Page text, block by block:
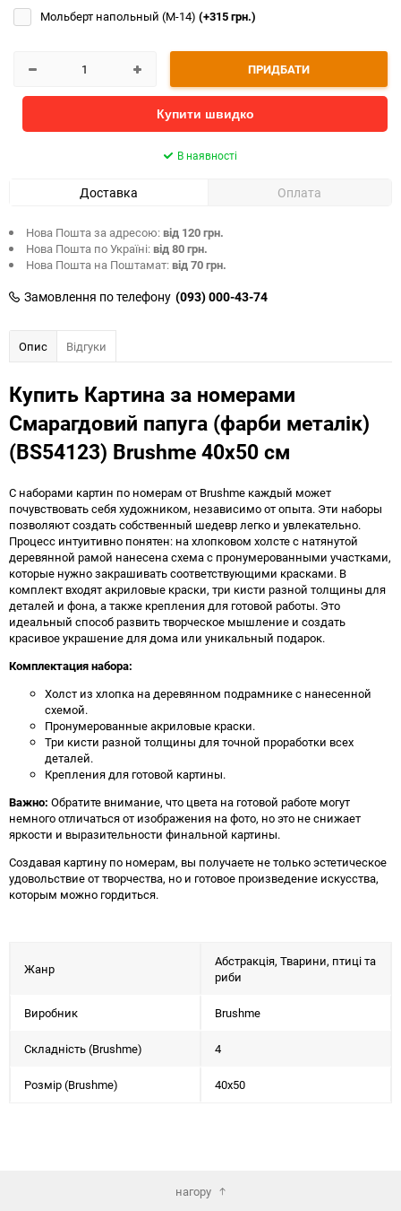
Мольберт напольный (М-14) (+315 грн.)
ПРИДБАТИ
Купити швидко
В наявності
Доставка Оплата
Нова Пошта за адресою:від 120 грн.
Нова Пошта по Україні:від 80 грн.
Нова Пошта на Поштамат:від 70 грн.
Замовлення по телефону (093) 000-43-74
Опис Відгуки
Купить Картина за номерами
Смарагдовий папуга (фарби металік)
(BS54123) Brushme 40x50 см
С наборами картин по номерам от Brushme каждый может
почувствовать себя художником, независимо от опыта. Эти наборы
позволяют создать собственный шедевр легко и увлекательно.
Процесс интуитивно понятен: на хлопковом холсте с натянутой
деревянной рамой нанесена схема с пронумерованными участками,
которые нужно закрашивать соответствующими красками. В
комплект входят акриловые краски, три кисти разной толщины для
деталей и фона, а также крепления для готовой работы. Это
идеальный способ развить творческое мышление и создать
красивое украшение для дома или уникальный подарок.
Комплектация набора:
Холст из хлопка на деревянном подрамнике с нанесенной
схемой.
Пронумерованные акриловые краски.
Три кисти разной толщины для точной проработки всех
деталей.
Крепления для готовой картины.
Важно: Обратите внимание, что цвета на готовой работе могут
немного отличаться от изображения на фото, но это не снижает
яркости и выразительности финальной картины.
Создавая картину по номерам, вы получаете не только эстетическое
удовольствие от творчества, но и готовое произведение искусства,
которым можно гордиться.
Жанр
Абстракція, Тварини, птиці та
риби
Виробник Brushme
Складність (Brushme) 4
Розмір (Brushme) 40x50
нагору